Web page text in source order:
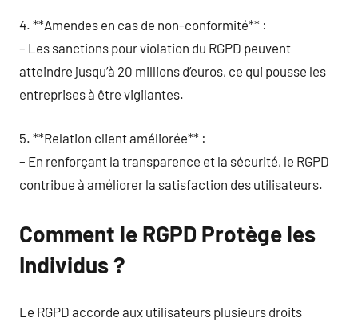
4. **Amendes en cas de non-conformité** :
– Les sanctions pour violation du RGPD peuvent
atteindre jusqu’à 20 millions d’euros, ce qui pousse les
entreprises à être vigilantes.
5. **Relation client améliorée** :
– En renforçant la transparence et la sécurité, le RGPD
contribue à améliorer la satisfaction des utilisateurs.
Comment le RGPD Protège les
Individus ?
Le RGPD accorde aux utilisateurs plusieurs droits